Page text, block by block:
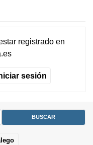
registradoen
sesión